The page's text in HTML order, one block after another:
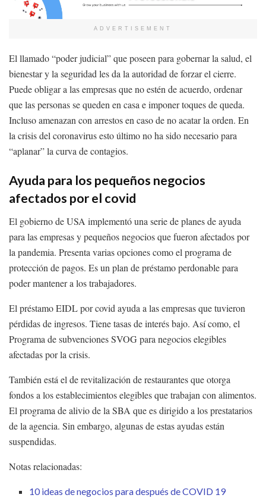
ADVERTISEMENT
El llamado “poder judicial” que poseen para gobernar la salud, el
bienestar y la seguridad les da la autoridad de forzar el cierre.
Puede obligar a las empresas que no estén de acuerdo, ordenar
que las personas se queden en casa e imponer toques de queda.
Incluso amenazan con arrestos en caso de no acatar la orden. En
la crisis del coronavirus esto último no ha sido necesario para
“aplanar” la curva de contagios.
Ayuda para los pequeños negocios
afectados por el covid
El gobierno de USA implementó una serie de planes de ayuda
para las empresas y pequeños negocios que fueron afectados por
la pandemia. Presenta varias opciones como el programa de
protección de pagos. Es un plan de préstamo perdonable para
poder mantener a los trabajadores.
El préstamo EIDL por covid ayuda a las empresas que tuvieron
pérdidas de ingresos. Tiene tasas de interés bajo. Así como, el
Programa de subvenciones SVOG para negocios elegibles
afectadas por la crisis.
También está el de revitalización de restaurantes que otorga
fondos a los establecimientos elegibles que trabajan con alimentos.
El programa de alivio de la SBA que es dirigido a los prestatarios
de la agencia. Sin embargo, algunas de estas ayudas están
suspendidas.
Notas relacionadas:
10 ideas de negocios para después de COVID 19